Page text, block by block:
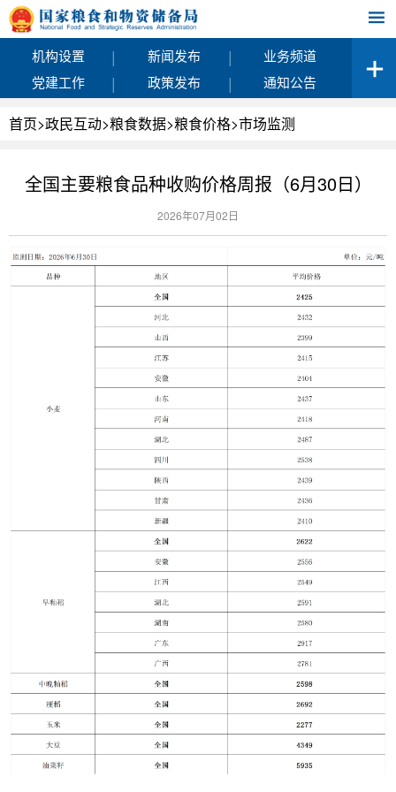
机构设置 | 新闻发布 |
业务频道
党建工作
| 政策发布 | 通知公告
首页>政民互动>粮食数据>粮食价格>市场监测
全国主要粮食品种收购价格周报（6月30日）
2026年07月02日